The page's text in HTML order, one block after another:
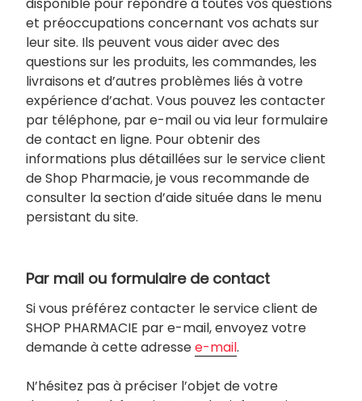
et préoccupations concernant vos achats sur
leur site. Ils peuvent vous aider avec des
questions sur les produits, les commandes, les
livraisons et d’autres problèmes liés à votre
expérience d’achat. Vous pouvez les contacter
par téléphone, par e-mail ou via leur formulaire
de contact en ligne. Pour obtenir des
informations plus détaillées sur le service client
de Shop Pharmacie, je vous recommande de
consulter la section d’aide située dans le menu
persistant du site.
Par mail ou formulaire de contact
Si vous préférez contacter le service client de
SHOP PHARMACIE par e-mail, envoyez votre
demande à cette adressee-mail.
N’hésitez pas à préciser l’objet de votre